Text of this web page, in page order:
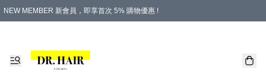
NEW MEMBER 新會員，即享首次 5% 購物優惠 !